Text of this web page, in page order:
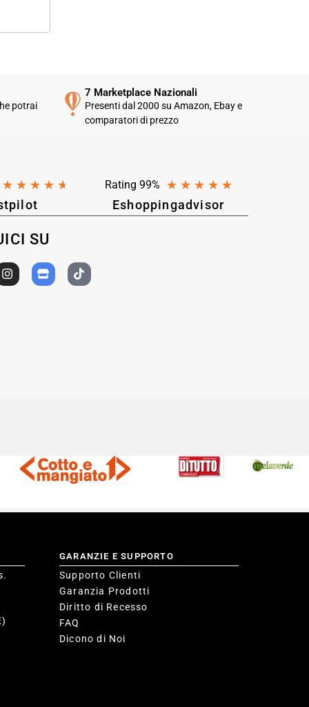
potrai
7 Marketplace Nazionali
Presenti dal 2000 su Amazon, Ebay e
comparatori di prezzo
★ ★ ★ ★ ★ Rating 99% ★ ★ ★ ★ ★
Eshoppingadvisor
SU
GARANZIE E SUPPORTO
Supporto Clienti
Garanzia Prodotti
Diritto di Recesso
FAQ
Dicono di Noi